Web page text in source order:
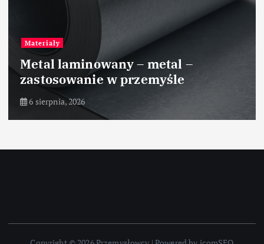
Materiały
Metal laminowany – metal –
zastosowanie w przemyśle
6 sierpnia, 2026